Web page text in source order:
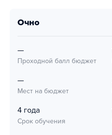
очно
—
Проходной балл бюджет
—
Мест на бюджет
4 года
Срок обучения